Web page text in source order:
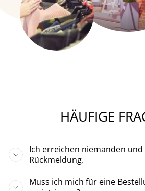
HÄUFIGE
Ich erreichen niemanden
Rückmeldung.
Muss ich mich für eine